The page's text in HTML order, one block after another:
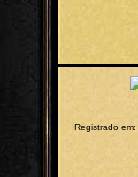
Registrado em: